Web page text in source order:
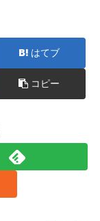
はてブ
コピー